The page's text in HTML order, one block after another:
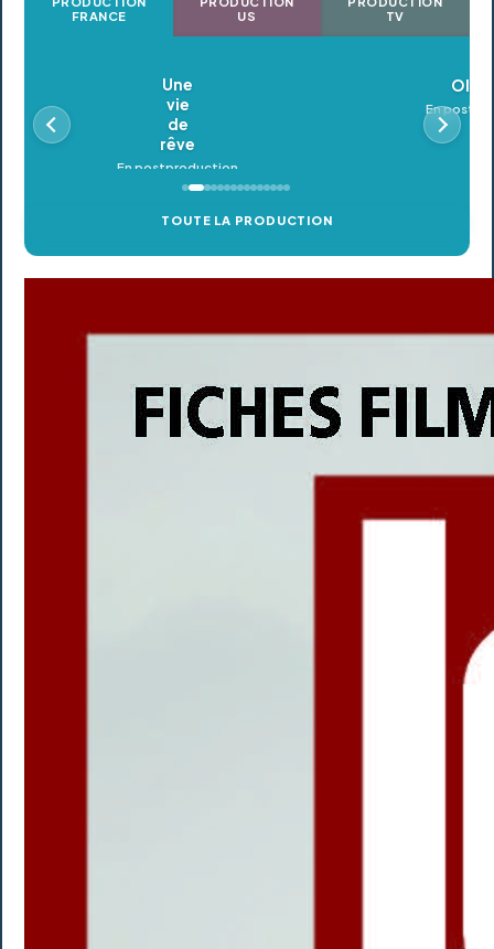
FRANCE
US
TV
Oldeupe
En postproduction
TOUTE LA PRODUCTION